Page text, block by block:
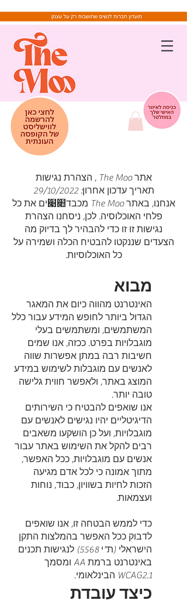
אתר The Moo , הצהרת נגישות
תאריך עדכון אחרון: 29/10/2022
אנחנו, באתר The Moo מכבד‫׊׉‬ים את כל
פלחי האוכלוסיה. לכן, ניסחנו הצהרת
נגישות זו זו כדי להבהיר לך בדיוק מה
הצעדים שננקטו להבטיח הכלה ושמירה על
כל האוכלוסיות.
מבוא
האינטרנט מהווה כיום את המאגר
הגדול ביותר לחופש המידע עבור כלל
המשתמשים, ומשתמשים בעלי
מוגבלויות בפרט. ככזה, אנו שמים
חשיבות רבה במתן אפשרות שווה
לאנשים עם מוגבלות לשימוש במידע
המוצג באתר, ולאפשר חווית גלישה
טובה יותר.
אנו שואפים להבטיח כי השירותים
הדיגיטליים יהיו נגישים לאנשים עם
מוגבלויות, ועל כן הושקעו משאבים
רבים להקל את השימוש באתר עבור
אנשים עם מוגבלויות, ככל האפשר,
מתוך אמונה כי לכל אדם מגיעה
הזכות לחיות בשוויון, כבוד, נוחות
ועצמאות.
כדי לממש הבטחה זו, אנו שואפים
לדבוק ככל האפשר בהמלצות התקן
הישראלי (ת"י 5568) לנגישות תכנים
באינטרנט ברמת AA ומסמך
WCAG2.1 הבינלאומי.
כיצד עובדת